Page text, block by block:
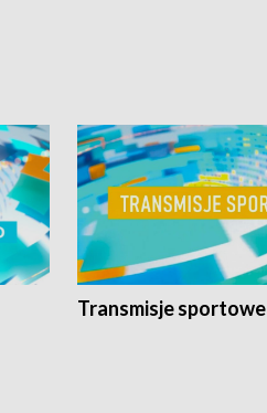
Transmisje sportowe